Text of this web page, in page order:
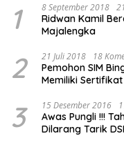
1 8 September 2018
Ridwan Kamil
Majalengka
2 21 Juli 2018 18
Pemohon SIM
Memiliki
3 15 Desember 2016
Awas Pungli !!! Tahun 2017, SMA-SMK Negeri di Jabar
Dilarang Tarik